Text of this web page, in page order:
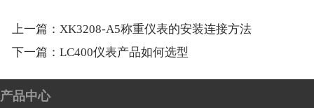
上一篇： XK3208-A5称重仪表的安装连接方法
下一篇： LC400仪表产品如何选型
产品中心